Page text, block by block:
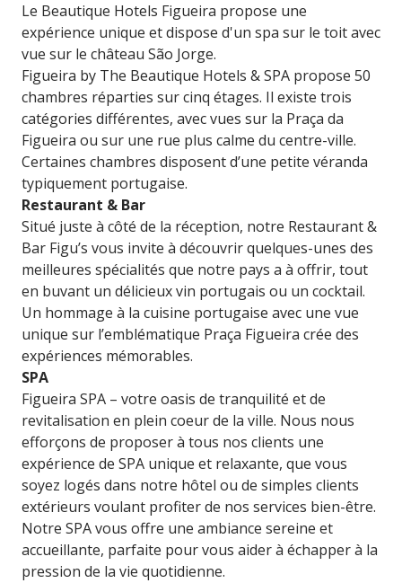
Le Beautique Hotels Figueira propose une
expérience unique et dispose d'un spa sur le toit avec
vue sur le château São Jorge.
Figueira by The Beautique Hotels & SPA propose 50
chambres réparties sur cinq étages. Il existe trois
catégories différentes, avec vues sur la Praça da
Figueira ou sur une rue plus calme du centre-ville.
Certaines chambres disposent d’une petite véranda
typiquement portugaise.
Restaurant & Bar
Situé juste à côté de la réception, notre Restaurant &
Bar Figu’s vous invite à découvrir quelques-unes des
meilleures spécialités que notre pays a à offrir, tout
en buvant un délicieux vin portugais ou un cocktail.
Un hommage à la cuisine portugaise avec une vue
unique sur l’emblématique Praça Figueira crée des
expériences mémorables.
SPA
Figueira SPA – votre oasis de tranquilité et de
revitalisation en plein coeur de la ville. Nous nous
efforçons de proposer à tous nos clients une
expérience de SPA unique et relaxante, que vous
soyez logés dans notre hôtel ou de simples clients
extérieurs voulant profiter de nos services bien-être.
Notre SPA vous offre une ambiance sereine et
accueillante, parfaite pour vous aider à échapper à la
pression de la vie quotidienne.